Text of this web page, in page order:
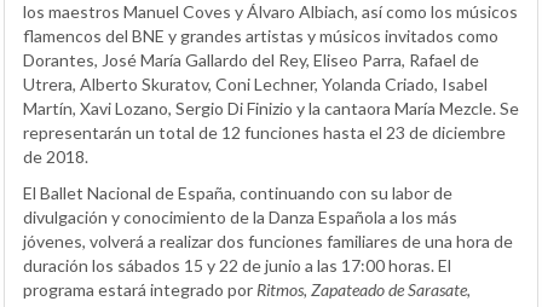
los maestros Manuel Coves y Álvaro Albiach, así como los músicos
flamencos del BNE y grandes artistas y músicos invitados como
Dorantes, José María Gallardo del Rey, Eliseo Parra, Rafael de
Utrera, Alberto Skuratov, Coni Lechner, Yolanda Criado, Isabel
Martín, Xavi Lozano, Sergio Di Finizio y la cantaora María Mezcle. Se
representarán un total de 12 funciones hasta el 23 de diciembre
de 2018.
El Ballet Nacional de España, continuando con su labor de
divulgación y conocimiento de la Danza Española a los más
jóvenes, volverá a realizar dos funciones familiares de una hora de
duración los sábados 15 y 22 de junio a las 17:00 horas. El
programa estará integrado por Ritmos, Zapateado de Sarasate,